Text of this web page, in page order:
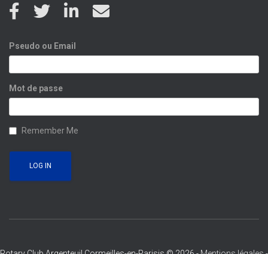
Pseudo ou Email
Mot de passe
Remember Me